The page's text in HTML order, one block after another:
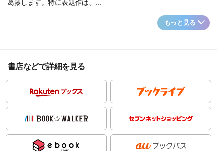
葛藤します。特に表題作は、...
もっと見る
書店などで詳細を見る